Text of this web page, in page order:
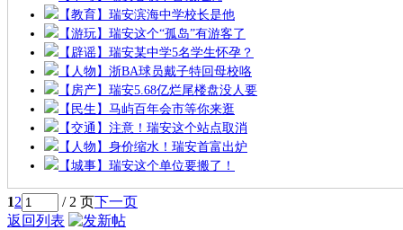
【教育】瑞安滨海中学校长是他
【游玩】瑞安这个“孤岛”有游客了
【辟谣】瑞安某中学5名学生怀孕？
【人物】浙BA球员戴子特回母校咯
【房产】瑞安5.68亿烂尾楼盘没人要
【民生】马屿百年会市等你来逛
【交通】注意！瑞安这个站点取消
【人物】身价缩水！瑞安首富出炉
【城事】瑞安这个单位要搬了！
12 / 2 页下一页
返回列表